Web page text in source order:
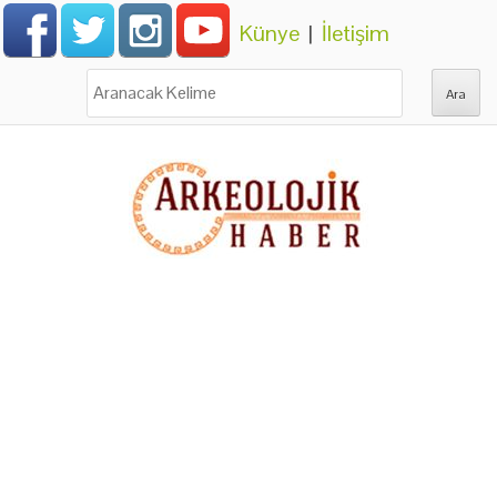
Künye | İletişim